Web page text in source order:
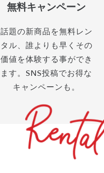
無料キャンペーン
話題の新商品を無料レン
タル、誰よりも早くその
価値を体験する事ができ
ます。SNS投稿でお得な
キャンペーンも。